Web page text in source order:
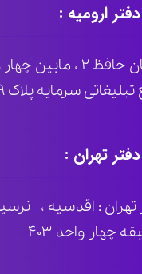
ارومیه :
خیابان حافظ ۲
سرمایه پلاک ۱۰۹
تهران :
: اقدسیه ،